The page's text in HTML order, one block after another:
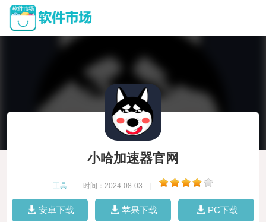
小哈加速器官网
工具 时间：2024-08-03
安卓下载 苹果下载 PC下载